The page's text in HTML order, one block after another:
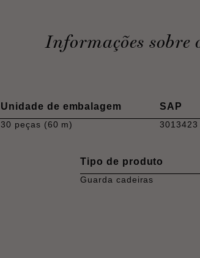
Informações sobre
Unidade de embalagem
30 peças (60 m)
SAP
3013423
Tipo de produto
Guarda cadeiras